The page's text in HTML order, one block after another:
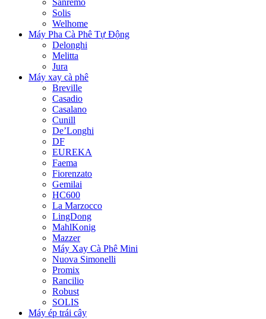
Sanremo
Solis
Welhome
Máy Pha Cà Phê Tự Động
Delonghi
Melitta
Jura
Máy xay cà phê
Breville
Casadio
Casalano
Cunill
De’Longhi
DF
EUREKA
Faema
Fiorenzato
Gemilai
HC600
La Marzocco
LingDong
MahlKonig
Mazzer
Máy Xay Cà Phê Mini
Nuova Simonelli
Promix
Rancilio
Robust
SOLIS
Máy ép trái cây